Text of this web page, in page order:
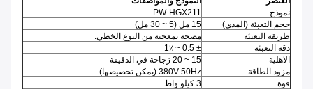
نموذج
PW-HGX211
حجم التعبئة (المدى)
15 مل (5 ~ 30 مل)
طريقة التعبئة
مضخة تمعجية من النوع الخطي.
دقة التعبئة
± 0.5 ~ 1٪
الاهلية
15 ~ 20 زجاجة في الدقيقة
مزود الطاقة
380V 50Hz (يمكن تخصيصها)
قوة
3 كيلو واط